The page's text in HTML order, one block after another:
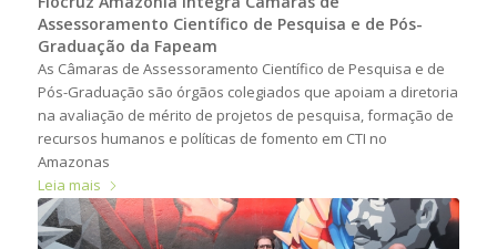
Assessoramento Científico de Pesquisa e de Pós-
Graduação da Fapeam
As Câmaras de Assessoramento Científico de Pesquisa e de
Pós-Graduação são órgãos colegiados que apoiam a diretoria
na avaliação de mérito de projetos de pesquisa, formação de
recursos humanos e políticas de fomento em CTI no
Amazonas
Leia mais